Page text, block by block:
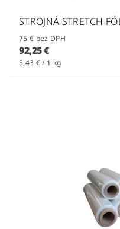
STROJNÁ STRETCH
75 € bez DPH
92,25 €
5,43 € / 1 kg